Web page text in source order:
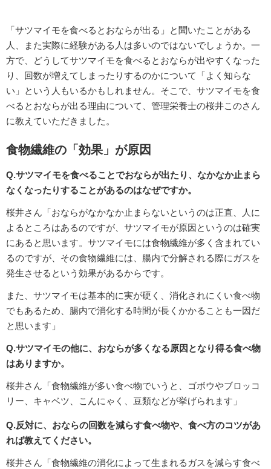
「サツマイモを食べるとおならが出る」と聞いたことがある
人、また実際に経験がある人は多いのではないでしょうか。一
方で、どうしてサツマイモを食べるとおならが出やすくなった
り、回数が増えてしまったりするのかについて「よく知らな
い」という人もいるかもしれません。そこで、サツマイモを食
べるとおならが出る理由について、管理栄養士の桜井このさん
に教えていただきました。
食物繊維の「効果」が原因
Q.サツマイモを食べることでおならが出たり、なかなか止まら
なくなったりすることがあるのはなぜですか。
桜井さん「おならがなかなか止まらないというのは正直、人に
よるところはあるのですが、サツマイモが原因というのは確実
にあると思います。サツマイモには食物繊維が多く含まれてい
るのですが、その食物繊維には、腸内で分解される際にガスを
発生させるという効果があるからです。
また、サツマイモは基本的に実が硬く、消化されにくい食べ物
でもあるため、腸内で消化する時間が長くかかることも一因だ
と思います」
Q.サツマイモの他に、おならが多くなる原因となり得る食べ物
はありますか。
桜井さん「食物繊維が多い食べ物でいうと、ゴボウやブロッコ
リー、キャベツ、こんにゃく、豆類などが挙げられます」
Q.反対に、おならの回数を減らす食べ物や、食べ方のコツがあ
れば教えてください。
桜井さん「食物繊維の消化によって生まれるガスを減らす食べ